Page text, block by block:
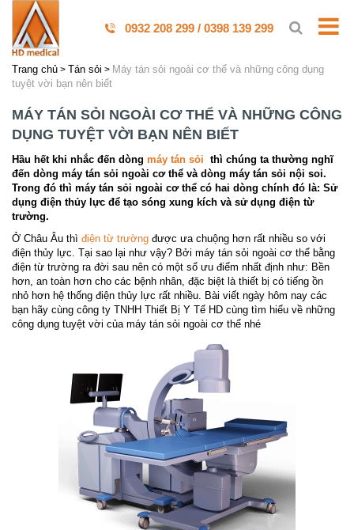
0932 208 299 / 0398 139 299
Trang chủ Tán sỏi
Máy tán sỏi ngoài cơ thể và những công dụng
tuyệt vời bạn nên biết
MÁY TÁN SỎI NGOÀI CƠ THỂ VÀ NHỮNG CÔNG
DỤNG TUYỆT VỜI BẠN NÊN BIẾT
Hầu hết khi nhắc đến dòng máy tán sỏi thì chúng ta thường nghĩ
đến dòng máy tán sỏi ngoài cơ thể và dòng máy tán sỏi nội soi.
Trong đó thì máy tán sỏi ngoài cơ thể có hai dòng chính đó là: Sử
dụng điện thủy lực để tạo sóng xung kích và sử dụng điện từ
trường.
Ở Châu Âu thì điện từ trường được ưa chuộng hơn rất nhiều so với
điện thủy lực. Tại sao lại như vậy? Bởi máy tán sỏi ngoài cơ thể bằng
điện từ trường ra đời sau nên có một số ưu điểm nhất định như: Bền
hơn, an toàn hơn cho các bệnh nhân, đặc biệt là thiết bị có tiếng ồn
nhỏ hơn hệ thống điện thủy lực rất nhiều. Bài viết ngày hôm nay các
bạn hãy cùng công ty TNHH Thiết Bị Y Tế HD cùng tìm hiểu về những
công dụng tuyệt vời của máy tán sỏi ngoài cơ thể nhé